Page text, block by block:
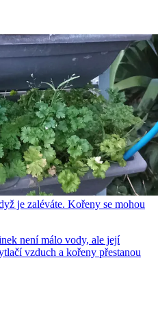
je zaléváte. Kořeny se mohou
není málo vody, ale její
vzduch a kořeny přestanou